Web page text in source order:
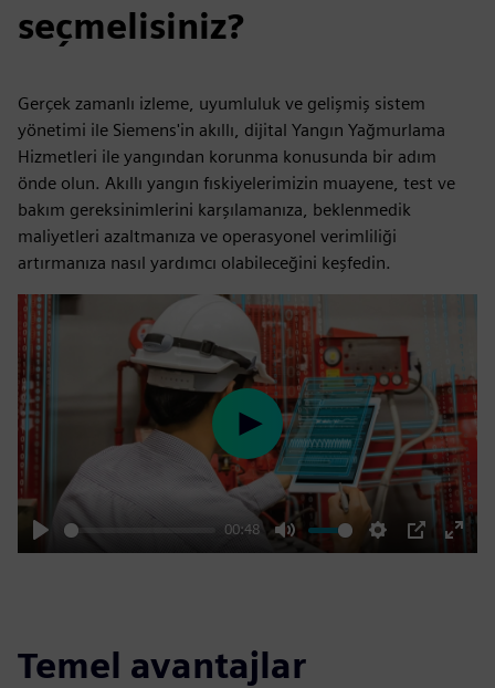
seçmelisiniz?
Gerçek zamanlı izleme, uyumluluk ve gelişmiş sistem
yönetimi ile Siemens'in akıllı, dijital Yangın Yağmurlama
Hizmetleri ile yangından korunma konusunda bir adım
önde olun. Akıllı yangın fıskiyelerimizin muayene, test ve
bakım gereksinimlerini karşılamanıza, beklenmedik
maliyetleri azaltmanıza ve operasyonel verimliliği
artırmanıza nasıl yardımcı olabileceğini keşfedin.
Play
00:48
Mute Settings
PIP
Enter
Play
Temel avantajlar